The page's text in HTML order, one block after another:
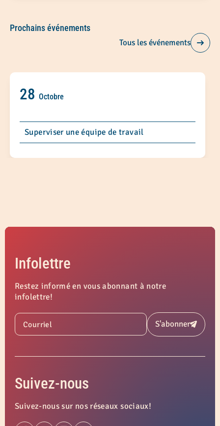
Prochains événements
Tous les événements
28 Octobre
Superviser une équipe de travail
Infolettre
Restez informé en vous abonnant à notre
infolettre!
Courriel S'abonnerSoumettre
Suivez-nous
Suivez-nous sur nos réseaux sociaux!